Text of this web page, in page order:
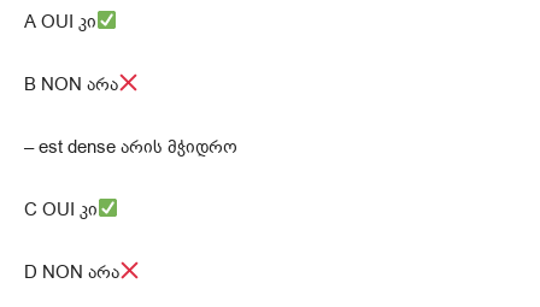
A OUI კი
B NON არა
– est dense არის მჭიდრო
C OUI კი
D NON არა